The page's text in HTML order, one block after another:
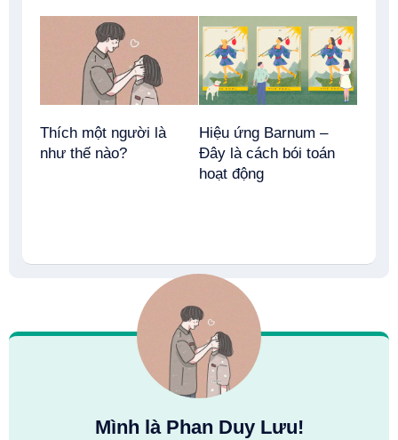
Thích một người là
như thế nào?
Hiệu ứng Barnum –
Đây là cách bói toán
hoạt động
Mình là Phan Duy Lưu!